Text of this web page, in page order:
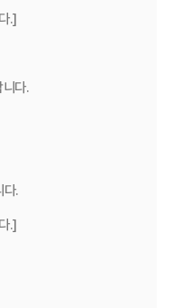
.]
니다.
다.
.]